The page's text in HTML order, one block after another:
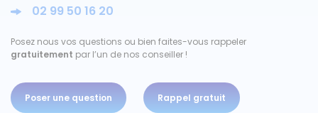
Nissan
Peugeot
02 99 50 16 20
Posez nous vos questions ou bien faites-vous rappeler
gratuitement par l’un de nos conseiller !
Poser une question Rappel gratuit